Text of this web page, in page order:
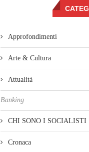
Approfondimenti
Arte & Cultura
Attualità
Banking
CHI SONO I SOCIALISTI
Cronaca